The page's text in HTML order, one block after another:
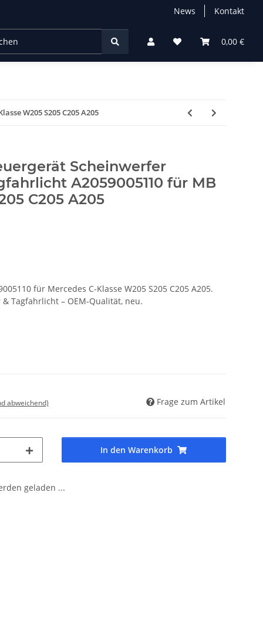
News Kontakt
0,00 €
W205 S205 C205 A205
Scheinwerfer
A2059005110 für MB
C205 A205
für Mercedes C-Klasse W205 S205 C205 A205.
Tagfahrlicht – OEM-Qualität, neu.
abweichend) Frage zum Artikel
In den Warenkorb
geladen ...